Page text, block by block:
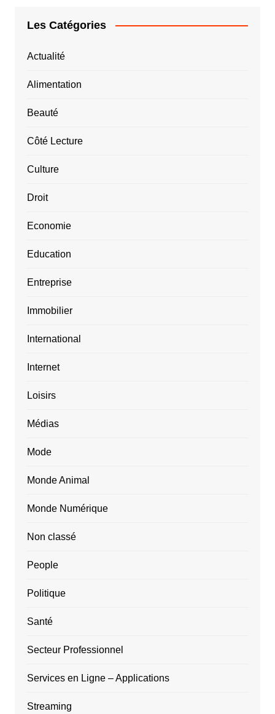
Les Catégories
Actualité
Alimentation
Beauté
Côté Lecture
Culture
Droit
Economie
Education
Entreprise
Immobilier
International
Internet
Loisirs
Médias
Mode
Monde Animal
Monde Numérique
Non classé
People
Politique
Santé
Secteur Professionnel
Services en Ligne – Applications
Streaming